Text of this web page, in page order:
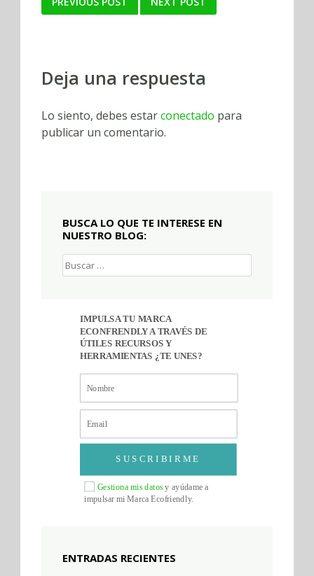
Deja una respuesta
Lo siento, debes estarconectado para
publicar un comentario.
BUSCA LO QUE TE INTERESE EN
NUESTRO BLOG:
Buscar:
IMPULSA TU MARCA
ECONFRENDLY A TRAVÉS DE
ÚTILES RECURSOS Y
HERRAMIENTAS ¿TE UNES?
Gestiona mis datosy ayúdame a
impulsar mi Marca Ecofriendly.
SUSCRIBIRME
ENTRADAS RECIENTES